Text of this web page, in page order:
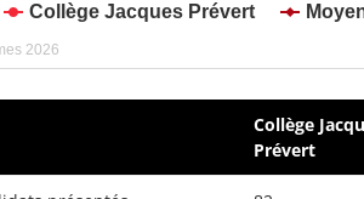
Collège Jacques Prévert
2026
Collège
Prévert